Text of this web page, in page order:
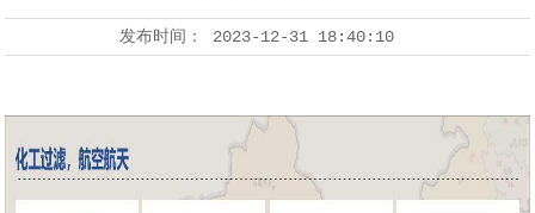
发布时间： 2023-12-31 18:40:10